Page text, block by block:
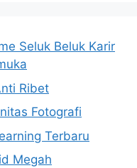
Seluk Beluk Karir
Ribet
Fotografi
Terbaru
Megah